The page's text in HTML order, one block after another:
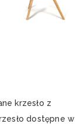
krzesło z
dostępne w